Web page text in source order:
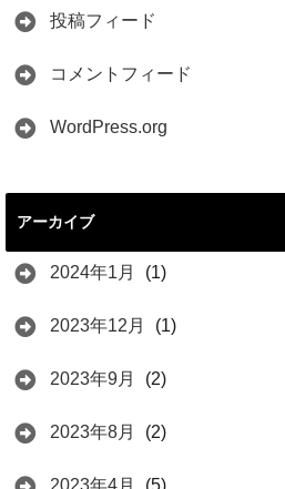
投稿フィード
コメントフィード
WordPress.org
アーカイブ
2024年1月 (1)
2023年12月 (1)
2023年9月 (2)
2023年8月 (2)
2023年4月 (5)